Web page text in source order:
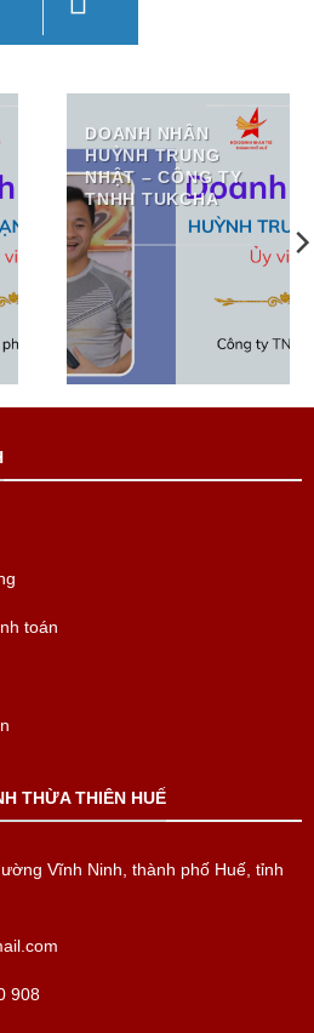
DOANH NHÂN
HUỲNH TRUNG
NHẬT – CÔNG TY
TNHH TUKCHA
toán
THỪA THIÊN HUẾ
Vĩnh Ninh, thành phố Huế, tỉnh
908